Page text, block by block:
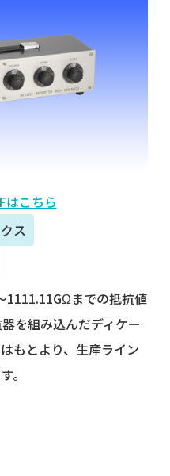
はこちら
ス
1111.11GΩまでの抵抗値
を組み込んだディケー
もとより、生産ライン
。